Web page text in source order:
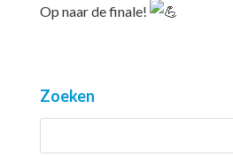
Op naar de finale!
Zoeken